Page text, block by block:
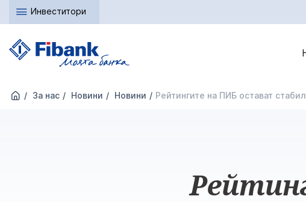
Инвеститори
За нас Новини Новини Рейтингите на ПИБ остават